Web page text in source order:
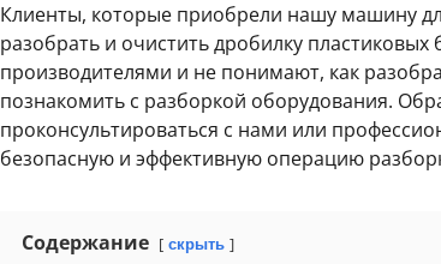
Клиенты, которые приобрели нашу машину
разобрать и очистить дробилку
производителями и не понимают, как
познакомить с разборкой оборудования.
проконсультироваться с нами или
безопасную и эффективную операцию
Содержание скрыть